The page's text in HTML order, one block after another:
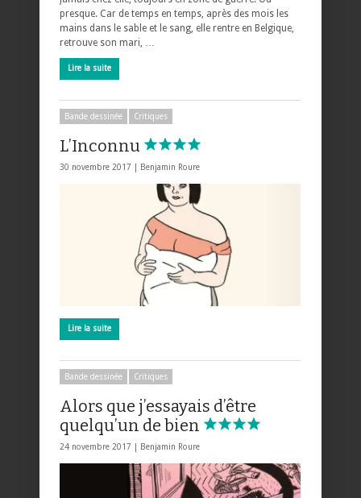
presque. Car de temps en temps, après des mois les
mains dans le sable et le sang, elle rentre en Belgique,
retrouve son mari, …
Lire la suite
Bande dessinée Critiques
L’Inconnu
30 novembre 2017 | Benjamin Roure
Lire la suite
Bande dessinée Critiques
Alors que j’essayais d’être
quelqu’un de bien
24 novembre 2017 | Benjamin Roure